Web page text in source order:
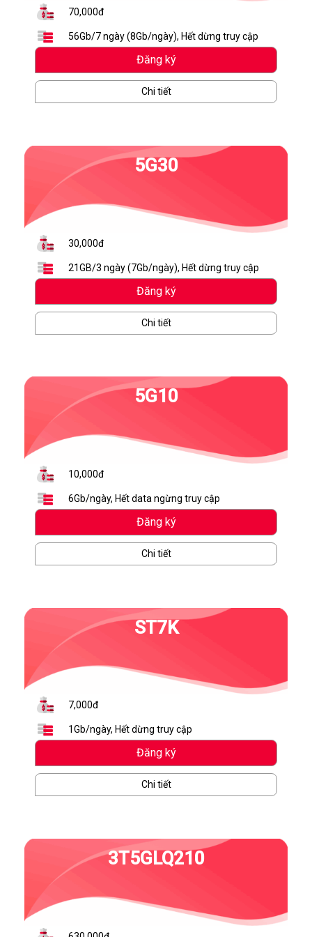
70,000đ
56Gb/7 ngày (8Gb/ngày), Hết dừng truy cập
Đăng ký
Chi tiết
5G30
30,000đ
21GB/3 ngày (7Gb/ngày), Hết dừng truy cập
Đăng ký
Chi tiết
5G10
10,000đ
6Gb/ngày, Hết data ngừng truy cập
Đăng ký
Chi tiết
ST7K
7,000đ
1Gb/ngày, Hết dừng truy cập
Đăng ký
Chi tiết
3T5GLQ210